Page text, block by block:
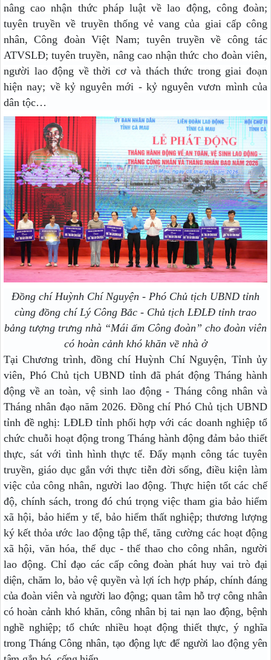
nâng cao nhận thức pháp luật về lao động, công đoàn;
tuyên truyền về truyền thống vẻ vang của giai cấp công
nhân, Công đoàn Việt Nam; tuyên truyền về công tác
ATVSLĐ; tuyên truyền, nâng cao nhận thức cho đoàn viên,
người lao động về thời cơ và thách thức trong giai đoạn
hiện nay; về kỷ nguyên mới - kỷ nguyên vươn mình của
dân tộc…
Đồng chí Huỳnh Chí Nguyện - Phó Chủ tịch UBND tỉnh
cùng đồng chí Lý Công Bắc - Chủ tịch LĐLĐ tỉnh trao
bảng tượng trưng nhà “Mái ấm Công đoàn” cho đoàn viên
có hoàn cảnh khó khăn về nhà ở
Tại Chương trình, đồng chí Huỳnh Chí Nguyện, Tỉnh ủy
viên, Phó Chủ tịch UBND tỉnh đã phát động Tháng hành
động về an toàn, vệ sinh lao động - Tháng công nhân và
Tháng nhân đạo năm 2026. Đồng chí Phó Chủ tịch UBND
tỉnh đề nghị:LĐLĐ tỉnh phối hợp với các doanh nghiệp tổ
chức chuỗi hoạt động trong Tháng hành động đảm bảo thiết
thực, sát với tình hình thực tế. Đẩy mạnh công tác tuyên
truyền, giáo dục gắn với thực tiễn đời sống, điều kiện làm
việc của công nhân, người lao động. Thực hiện tốt các chế
độ, chính sách, trong đó chú trọng việc tham gia bảo hiểm
xã hội, bảo hiểm y tế, bảo hiểm thất nghiệp; thương lượng
ký kết thỏa ước lao động tập thể, tăng cường các hoạt động
xã hội, văn hóa, thể dục - thể thao cho công nhân, người
lao động. Chỉ đạo các cấp công đoàn phát huy vai trò đại
diện, chăm lo, bảo vệ quyền và lợi ích hợp pháp, chính đáng
của đoàn viên và người lao động; quan tâm hỗ trợ công nhân
có hoàn cảnh khó khăn, công nhân bị tai nạn lao động, bệnh
nghề nghiệp; tổ chức nhiều hoạt động thiết thực, ý nghĩa
trong Tháng Công nhân, tạo động lực để người lao động yên